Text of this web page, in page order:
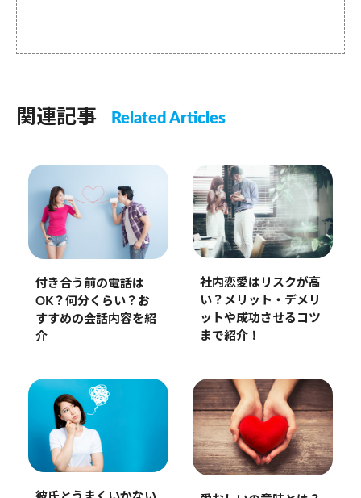
関連記事 Related Articles
付き合う前の電話は
OK？何分くらい？お
すすめの会話内容を紹
介
社内恋愛はリスクが高
い？メリット・デメリ
ットや成功させるコツ
まで紹介！